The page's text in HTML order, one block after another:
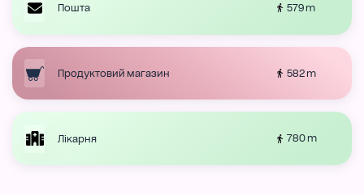
Пошта 579 m
Продуктовий магазин 582 m
Лікарня 780 m